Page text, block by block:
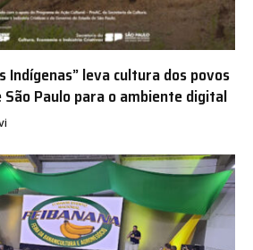
Indígenas” leva cultura dos povos
Paulo para o ambiente digital